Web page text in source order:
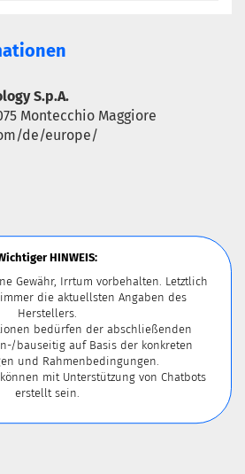
S.p.A.
Montecchio Maggiore
de/europe/
HINWEIS:
Gewähr, Irrtum vorbehalten. Letztlich
die aktuellsten Angaben des
Herstellers.
bedürfen der abschließenden
bauseitig auf Basis der konkreten
und Rahmenbedingungen.
mit Unterstützung von Chatbots
erstellt sein.